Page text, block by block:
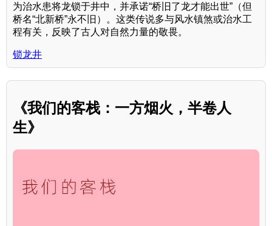
为治水患将龙锁于井中，并承诺“桥旧了龙才能出世”（但
桥名“北新桥”永不旧）。这类传说多与风水镇煞或治水工
程有关，反映了古人对自然力量的敬畏。
锁龙井
《我们的客栈：一方烟火，半卷人
生》